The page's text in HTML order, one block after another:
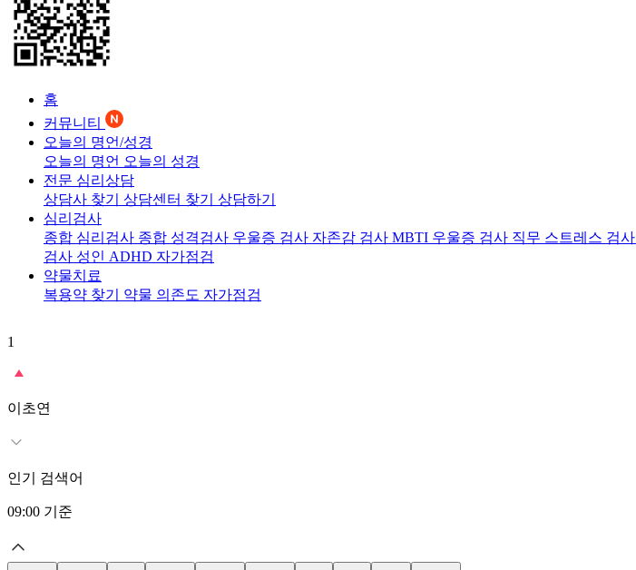
홈
커뮤니티
오늘의 명언/성경
오늘의 명언 오늘의 성경
전문 심리상담
상담사 찾기 상담센터 찾기 상담하기
심리검사
종합 심리검사 종합 성격검사 우울증 검사 자존감 검사 MBTI 우울증 검사 직무 스트레스 검사
검사 성인 ADHD 자가점검
약물치료
복용약 찾기 약물 의존도 자가점검
1
이초연
인기 검색어
09:00 기준